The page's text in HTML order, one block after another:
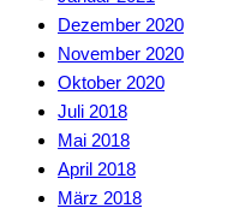
Dezember 2020
November 2020
Oktober 2020
Juli 2018
Mai 2018
April 2018
März 2018